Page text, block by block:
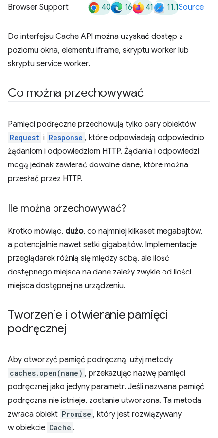
Browser Support 40 16 41 11.1Source
Do interfejsu Cache API można uzyskać dostęp z
poziomu okna, elementu iframe, skryptu worker lub
skryptu service worker.
Co można przechowywać
Pamięci podręczne przechowują tylko pary obiektów
Request i Response , które odpowiadają odpowiednio
żądaniom i odpowiedziom HTTP. Żądania i odpowiedzi
mogą jednak zawierać dowolne dane, które można
przesłać przez HTTP.
Ile można przechowywać?
Krótko mówiąc, dużo, co najmniej kilkaset megabajtów,
a potencjalnie nawet setki gigabajtów. Implementacje
przeglądarek różnią się między sobą, ale ilość
dostępnego miejsca na dane zależy zwykle od ilości
miejsca dostępnej na urządzeniu.
Tworzenie i otwieranie pamięci
podręcznej
Aby otworzyć pamięć podręczną, użyj metody
caches.open(name) , przekazując nazwę pamięci
podręcznej jako jedyny parametr. Jeśli nazwana pamięć
podręczna nie istnieje, zostanie utworzona. Ta metoda
zwraca obiekt Promise , który jest rozwiązywany
w obiekcie Cache .